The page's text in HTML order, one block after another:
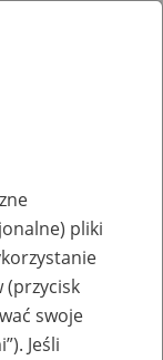
pliki
(przycisk
swoje
Jeśli